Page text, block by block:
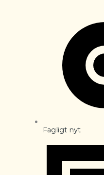
Fagligt nyt